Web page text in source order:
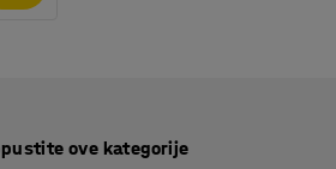
ove kategorije